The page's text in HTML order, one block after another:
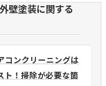
壁塗装に関する
コンクリーニングは
ト！掃除が必要な箇